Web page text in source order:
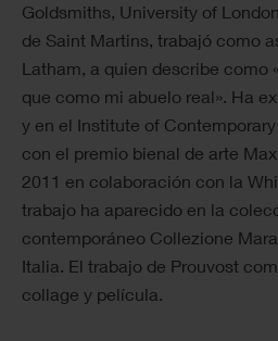
Goldsmiths, University of
de Saint Martins, trabajó como
Latham, a quien describe como
que como mi abuelo real». Ha
y en el Institute of
con el premio bienal de arte
2011 en colaboración con la
trabajo ha aparecido en la
contemporáneo Collezione
Italia. El trabajo de Prouvost
collage y película.